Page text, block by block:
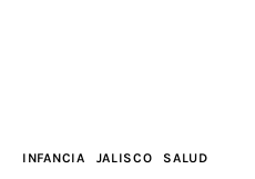
INFANCIA JALISCO SALUD